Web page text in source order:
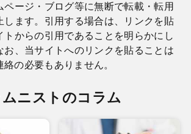
ページ・ブログ等に無断で転載・転用
します。引用する場合は、リンクを貼
トからの引用であることを明らかにし
お、当サイトへのリンクを貼ることは
の必要もありません。
ニストのコラム